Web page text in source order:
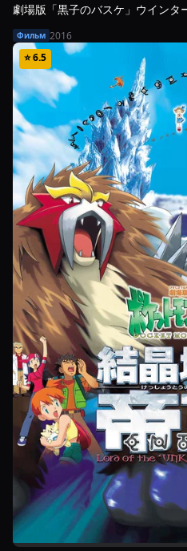
劇場版「黒子のバスケ」ウインタ
Фильм 2016
⭐6.5